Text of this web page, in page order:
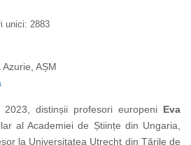
unici: 2883
Azurie, AȘM
distinșii profesori europeni Eva
al Academiei de Științe din Ungaria,
la Universitatea Utrecht din Țările de